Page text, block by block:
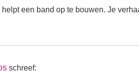
een band op te bouwen. Je
schreef: